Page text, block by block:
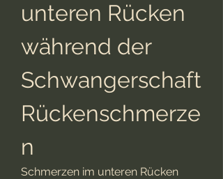
unteren Rücken
während der
Schwangerschaft
Rückenschmerze
n
Schmerzen im unteren Rücken